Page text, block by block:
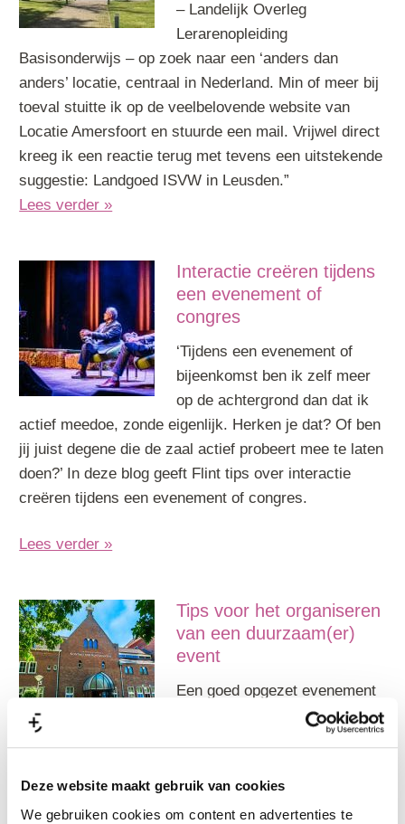
Deze website maakt gebruik van cookies
We gebruiken cookies om content en advertenties te
– Landelijk Overleg
Lerarenopleiding
Basisonderwijs – op zoek naar een ‘anders dan
anders’ locatie, centraal in Nederland. Min of meer bij
toeval stuitte ik op de veelbelovende website van
Locatie Amersfoort en stuurde een mail. Vrijwel direct
kreeg ik een reactie terug met tevens een uitstekende
suggestie: Landgoed ISVW in Leusden.”
Lees verder »
Interactie creëren tijdens
een evenement of
congres
‘Tijdens een evenement of
bijeenkomst ben ik zelf meer
op de achtergrond dan dat ik
actief meedoe, zonde eigenlijk. Herken je dat? Of ben
jij juist degene die de zaal actief probeert mee te laten
doen?’ In deze blog geeft Flint tips over interactie
creëren tijdens een evenement of congres.
Lees verder »
Tips voor het organiseren
van een duurzaam(er)
event
Een goed opgezet evenement
is een goed marketingmiddel
en een uitstekende manier om
event zorgt ook voor belasting op het milieu. Denk
aan het gebruik van energie voor de verlichting,